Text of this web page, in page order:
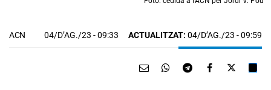
ACN 04/D’AG./23 - 09:33 ACTUALITZAT: 04/D’AG./23 - 09:59